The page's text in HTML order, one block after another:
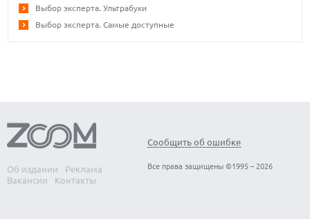
Выбор эксперта. Ультрабуки
Выбор эксперта. Самые доступные
Об издании
Реклама
Вакансии
Контакты
Сообщить об ошибке
Все права защищены ©1995 – 2026